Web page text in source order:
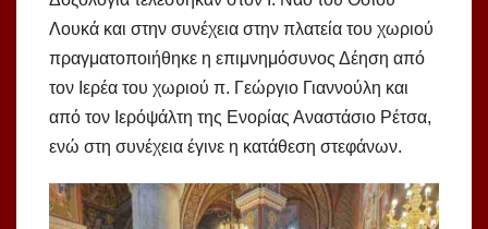
Λουκά και στην συνέχεια στην πλατεία του χωριού
πραγματοποιήθηκε η επιμνημόσυνος Δέηση από
τον Ιερέα του χωριού π. Γεώργιο Γιαννούλη και
από τον Ιερόψάλτη της Ενορίας Αναστάσιο Ρέτσα,
ενώ στη συνέχεια έγινε η κατάθεση στεφάνων.